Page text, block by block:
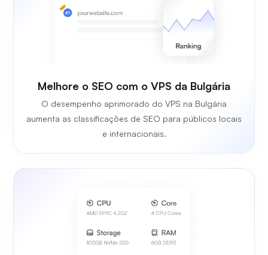
Melhore o SEO com o VPS da Bulgária
O desempenho aprimorado do VPS na Bulgária
aumenta as classificações de SEO para públicos locais
e internacionais.